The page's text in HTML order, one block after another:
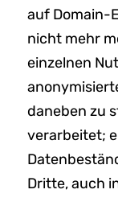
auf Domain-
nicht mehr
einzelnen
daneben zu
verarbeitet;
Dritte, auch